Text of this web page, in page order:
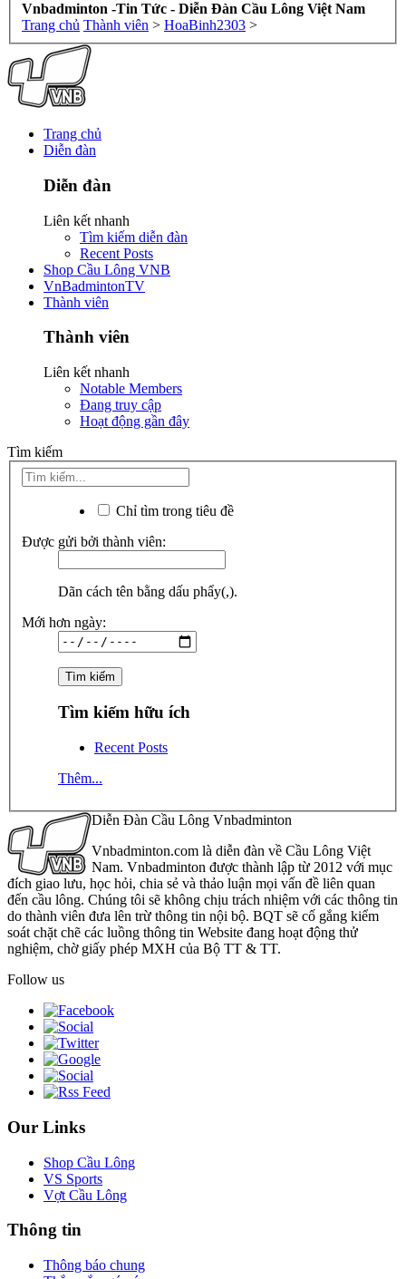
Vnbadminton -Tin Tức - Diễn Đàn Cầu Lông Việt Nam
Trang chủ Thành viên > HoaBinh2303 >
Trang chủ
Diễn đàn
Diễn đàn
Liên kết nhanh
Tìm kiếm diễn đàn
Recent Posts
Shop Cầu Lông VNB
VnBadmintonTV
Thành viên
Thành viên
Liên kết nhanh
Notable Members
Đang truy cập
Hoạt động gần đây
Tìm kiếm
Chỉ tìm trong tiêu đề
Được gửi bởi thành viên:
Dãn cách tên bằng dấu phẩy(,).
Mới hơn ngày:
Tìm kiếm hữu ích
Recent Posts
Thêm...
Diễn Đàn Cầu Lông Vnbadminton
Vnbadminton.com là diễn đàn về Cầu Lông Việt
Nam. Vnbadminton được thành lập từ 2012 với mục
đích giao lưu, học hỏi, chia sẻ và thảo luận mọi vấn đề liên quan
đến cầu lông. Chúng tôi sẽ không chịu trách nhiệm với các thông tin
do thành viên đưa lên trừ thông tin nội bộ. BQT sẽ cố gắng kiểm
soát chặt chẽ các luồng thông tin Website đang hoạt động thử
nghiệm, chờ giấy phép MXH của Bộ TT & TT.
Follow us
Our Links
Shop Cầu Lông
VS Sports
Vợt Cầu Lông
Thông tin
Thông báo chung